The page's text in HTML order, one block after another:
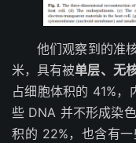
他们观察到的准
米，具有被单层、无
占细胞体积的 41%
些 DNA 并不形成染
积的 22%，也含有